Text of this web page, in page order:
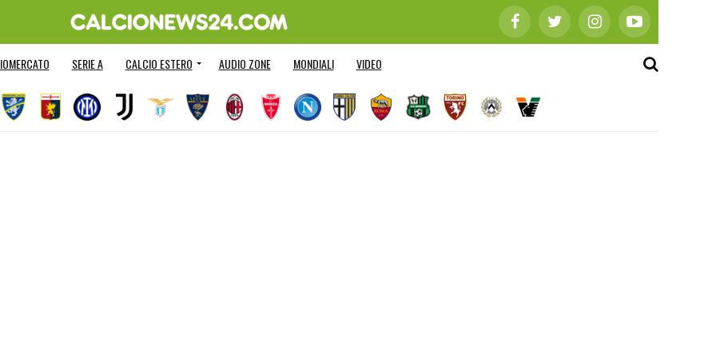
SERIE A CALCIO ESTERO AUDIO ZONE MONDIALI VIDEO